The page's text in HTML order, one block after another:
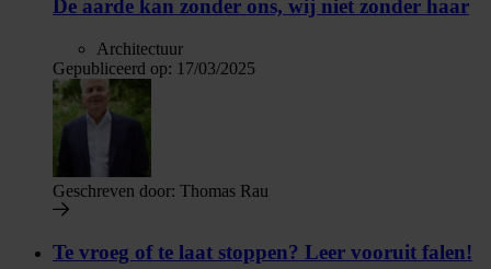
De aarde kan zonder ons, wij niet zonder haar
Architectuur
Gepubliceerd op: 17/03/2025
Geschreven door: Thomas Rau
Te vroeg of te laat stoppen? Leer vooruit falen!